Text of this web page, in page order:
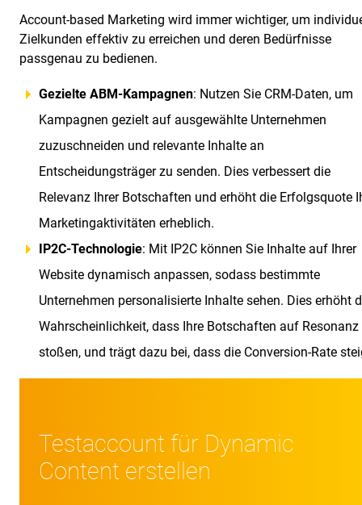
Account-based Marketing wird immer wichtiger, um
Zielkunden effektiv zu erreichen und deren Bedürfnisse
passgenau zu bedienen.
Gezielte ABM-Kampagnen: Nutzen Sie CRM-Daten, um
Kampagnen gezielt auf ausgewählte Unternehmen
zuzuschneiden und relevante Inhalte an
Entscheidungsträger zu senden. Dies verbessert die
Relevanz Ihrer Botschaften und erhöht die Erfolgsquote
Marketingaktivitäten erheblich.
IP2C-Technologie: Mit IP2C können Sie Inhalte auf Ihrer
Website dynamisch anpassen, sodass bestimmte
Unternehmen personalisierte Inhalte sehen. Dies erhöht
Wahrscheinlichkeit, dass Ihre Botschaften auf Resonanz
stoßen, und trägt dazu bei, dass die Conversion-Rate
Testaccount für Dynamic
Content erstellen